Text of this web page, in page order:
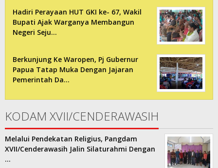
Hadiri Perayaan HUT GKI ke- 67, Wakil
Bupati Ajak Warganya Membangun
Negeri Seju…
Berkunjung Ke Waropen, Pj Gubernur
Papua Tatap Muka Dengan Jajaran
Pemerintah Da…
KODAM XVII/CENDERAWASIH
Melalui Pendekatan Religius, Pangdam
XVII/Cenderawasih Jalin Silaturahmi Dengan
…